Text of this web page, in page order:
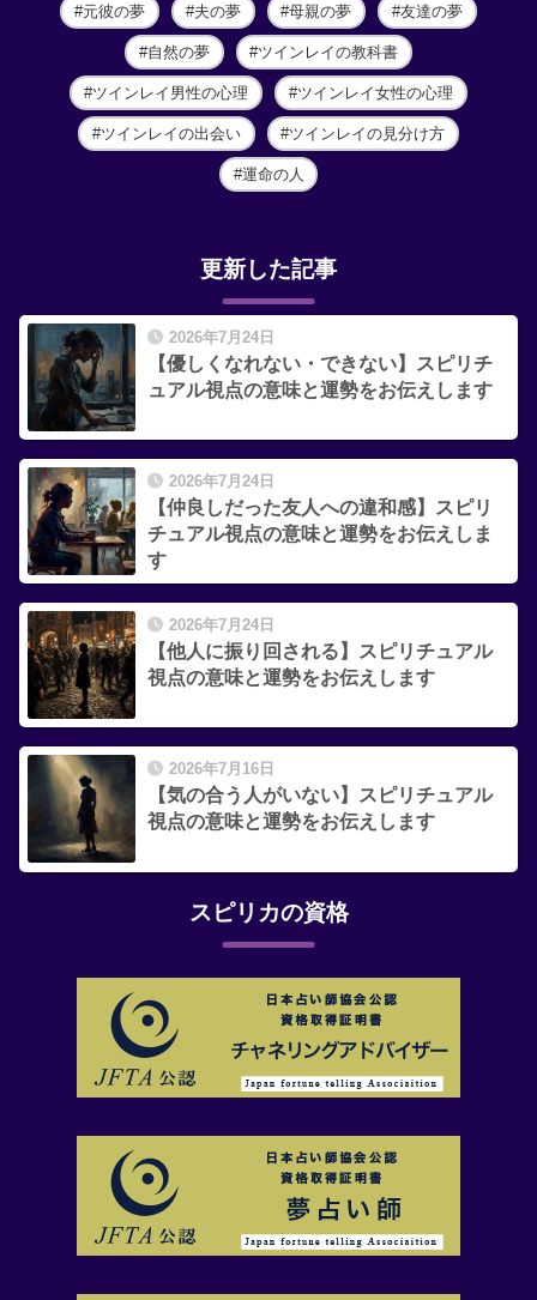
元彼の夢 夫の夢 母親の夢 友達の夢
自然の夢 ツインレイの教科書
ツインレイ男性の心理 ツインレイ女性の心理
ツインレイの出会い ツインレイの見分け方
運命の人
更新した記事
2026年7月24日
【優しくなれない・できない】スピリチ
ュアル視点の意味と運勢をお伝えします
2026年7月24日
【仲良しだった友人への違和感】スピリ
チュアル視点の意味と運勢をお伝えしま
す
2026年7月24日
【他人に振り回される】スピリチュアル
視点の意味と運勢をお伝えします
2026年7月16日
【気の合う人がいない】スピリチュアル
視点の意味と運勢をお伝えします
スピリカの資格